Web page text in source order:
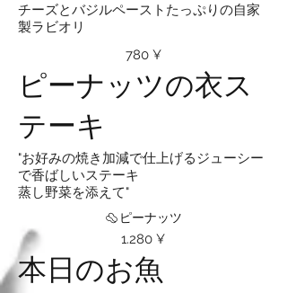
チーズとバジルペーストたっぷりの自家
製ラビオリ
780 ¥
ピーナッツの衣ス
テーキ
"お好みの焼き加減で仕上げるジューシー
で香ばしいステーキ
蒸し野菜を添えて"
1.280 ¥
ピーナッツ
本日のお魚